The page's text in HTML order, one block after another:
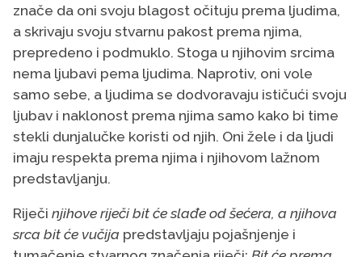
znače da oni svoju blagost očituju prema ljudima,
a skrivaju svoju stvarnu pakost prema njima,
prepredeno i podmuklo. Stoga u njihovim srcima
nema ljubavi pema ljudima. Naprotiv, oni vole
samo sebe, a ljudima se dodvoravaju ističući svoju
ljubav i naklonost prema njima samo kako bi time
stekli dunjalučke koristi od njih. Oni žele i da ljudi
imaju respekta prema njima i njihovom lažnom
predstavljanju.
Riječi njihove riječi bit će slađe od šećera, a njihova
srca bit će vučija predstavljaju pojašnjenje i